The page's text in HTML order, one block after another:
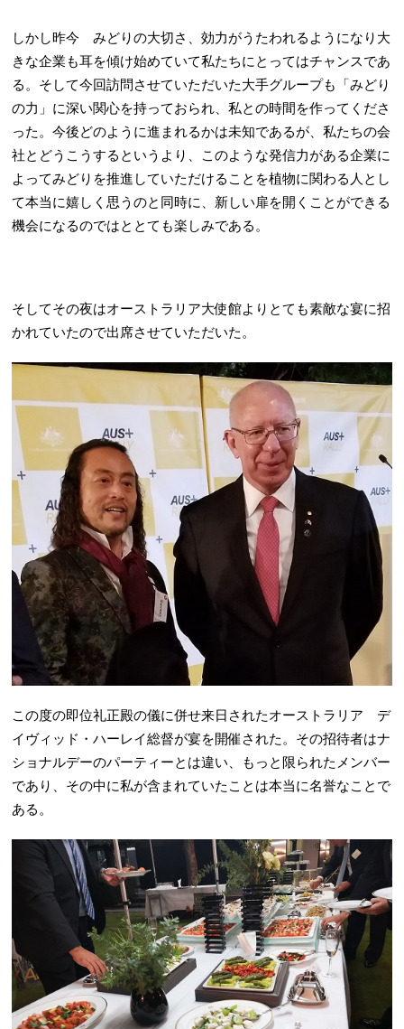
しかし昨今 みどりの大切さ、効力がうたわれるようになり大
きな企業も耳を傾け始めていて私たちにとってはチャンスであ
る。そして今回訪問させていただいた大手グループも「みどり
の力」に深い関心を持っておられ、私との時間を作ってくださ
った。今後どのように進まれるかは未知であるが、私たちの会
社とどうこうするというより、このような発信力がある企業に
よってみどりを推進していただけることを植物に関わる人とし
て本当に嬉しく思うのと同時に、新しい扉を開くことができる
機会になるのではととても楽しみである。
そしてその夜はオーストラリア大使館よりとても素敵な宴に招
かれていたので出席させていただいた。
この度の即位礼正殿の儀に併せ来日されたオーストラリア デ
イヴィッド・ハーレイ総督が宴を開催された。その招待者はナ
ショナルデーのパーティーとは違い、もっと限られたメンバー
であり、その中に私が含まれていたことは本当に名誉なことで
ある。